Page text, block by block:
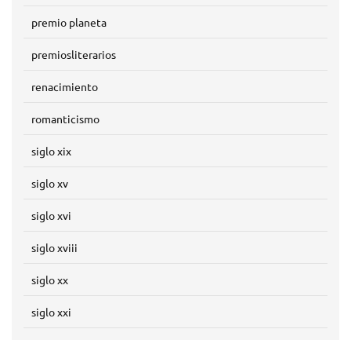
premio planeta
premiosliterarios
renacimiento
romanticismo
siglo xix
siglo xv
siglo xvi
siglo xviii
siglo xx
siglo xxi